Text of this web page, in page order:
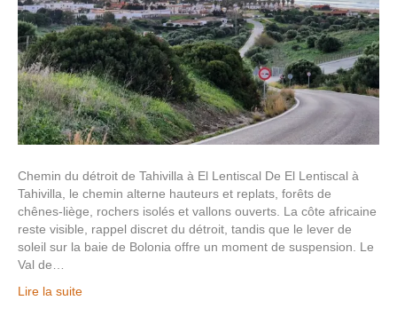
Chemin du détroit de Tahivilla à El Lentiscal De El Lentiscal à
Tahivilla, le chemin alterne hauteurs et replats, forêts de
chênes-liège, rochers isolés et vallons ouverts. La côte africaine
reste visible, rappel discret du détroit, tandis que le lever de
soleil sur la baie de Bolonia offre un moment de suspension. Le
Val de…
Lire la suite